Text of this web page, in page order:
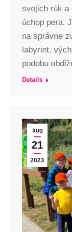
svojich rúk a
úchop pera.
na správne
labyrint,
podobu
Details
aug
21
2023